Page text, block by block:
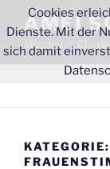
Inhalt
springen
AMEI
Musikerin,
KATEGORIE:
Cookies
Dienste. Mit der
sich damit